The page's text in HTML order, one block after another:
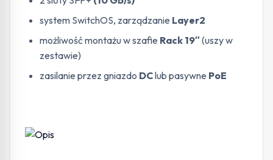
system SwitchOS, zarządzanie Layer2
możliwość montażu w szafie Rack 19″(uszy w
zestawie)
zasilanie przez gniazdo DClub pasywne PoE